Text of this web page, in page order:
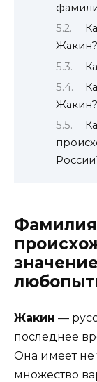
Жакин?
Жакин?
Жакин —
последнее
Она имеет не
множество